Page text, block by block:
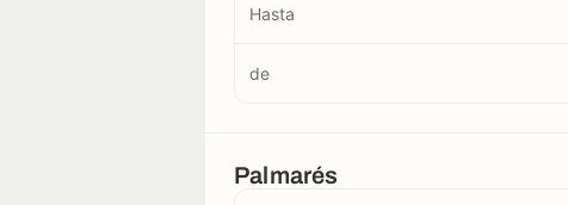
Hasta
de
Palmarés